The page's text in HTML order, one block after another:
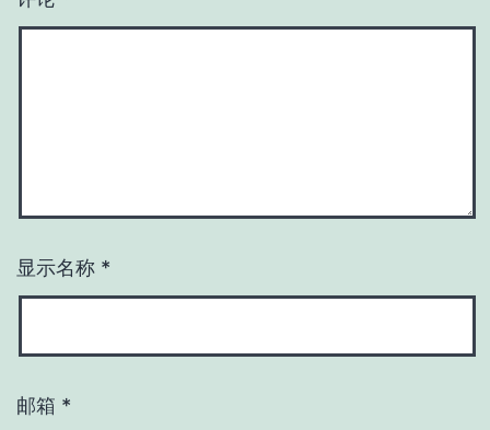
显示名称 *
邮箱 *